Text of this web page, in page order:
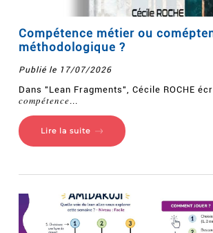
Compétence métier ou
méthodologique ?
Publié le 17/07/2026
Dans "Lean Fragments", Cécile ROCHE
𝑐𝑜𝑚𝑝𝑒́𝑡𝑒𝑛𝑐𝑒...
Lire la suite